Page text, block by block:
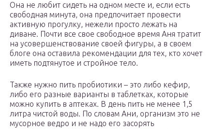
Она не любит сидеть на одном месте и, если есть
свободная минута, она предпочитает провести
активную прогулку, нежели просто лежать на
диване. Почти все свое свободное время Аня тратит
на усовершенствование своей фигуры, а в своем
блоге она оставила рекомендации для тех, кто хочет
иметь подтянутое и стройное тело.
Также нужно пить пробиотики – это либо кефир,
либо его разные варианты в таблетках, которые
можно купить в аптеках. В день пить не менее 1,5
литра чистой воды. По словам Ани, организм это не
мусорное ведро и не надо его засорять